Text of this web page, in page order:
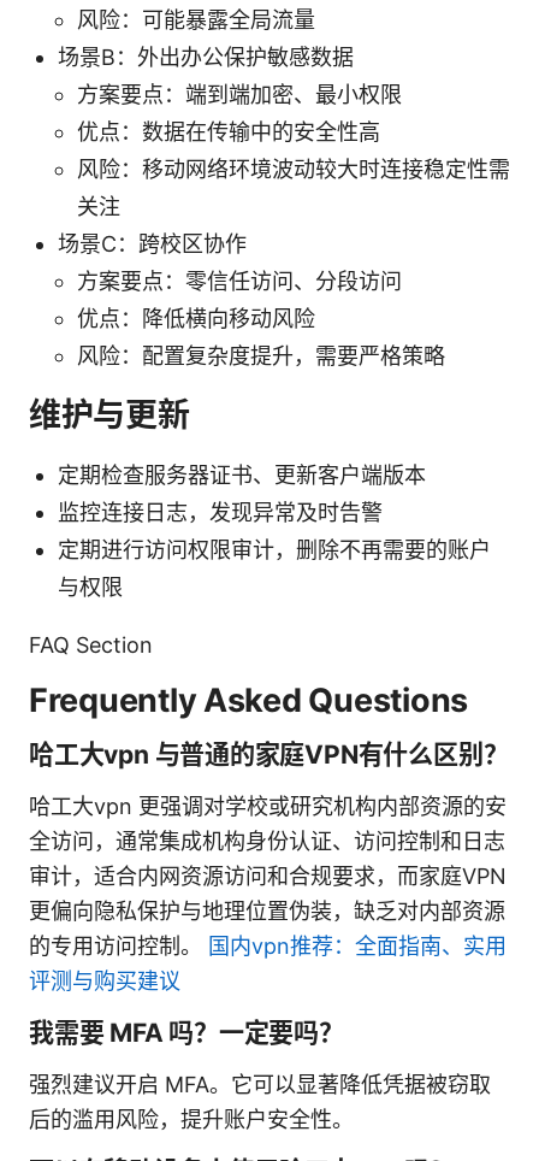
风险：可能暴露全局流量
场景B：外出办公保护敏感数据
方案要点：端到端加密、最小权限
优点：数据在传输中的安全性高
风险：移动网络环境波动较大时连接稳定性需
关注
场景C：跨校区协作
方案要点：零信任访问、分段访问
优点：降低横向移动风险
风险：配置复杂度提升，需要严格策略
维护与更新
定期检查服务器证书、更新客户端版本
监控连接日志，发现异常及时告警
定期进行访问权限审计，删除不再需要的账户
与权限
FAQ Section
Frequently Asked Questions
哈工大vpn 与普通的家庭VPN有什么区别？
哈工大vpn 更强调对学校或研究机构内部资源的安
全访问，通常集成机构身份认证、访问控制和日志
审计，适合内网资源访问和合规要求，而家庭VPN
更偏向隐私保护与地理位置伪装，缺乏对内部资源
的专用访问控制。
国内vpn推荐：全面指南、实用
评测与购买建议
我需要 MFA 吗？一定要吗？
强烈建议开启 MFA。它可以显著降低凭据被窃取
后的滥用风险，提升账户安全性。